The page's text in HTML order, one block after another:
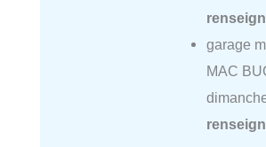
garage
MAC